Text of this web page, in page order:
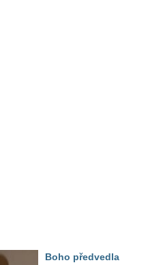
Boho předvedla